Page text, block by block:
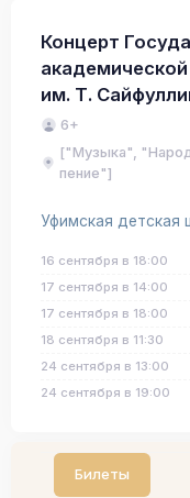
Концерт
им. Т.
6+
["Музыка",
пение"]
Уфимская детская
16 сентября в 18:00
17 сентября в 14:00
17 сентября в 18:00
18 сентября в 11:30
24 сентября в 13:00
24 сентября в 19:00
Билеты